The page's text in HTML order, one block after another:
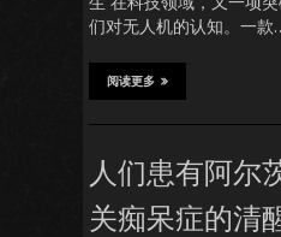
们对无人机的认知。一款
阅读更多
人们患有阿尔
关痴呆症的清